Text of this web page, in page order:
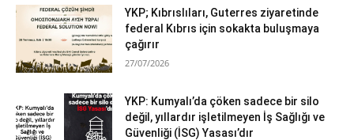
YKP; Kıbrıslıları, Guterres ziyaretinde
federal Kıbrıs için sokakta buluşmaya
çağırır
27/07/2026
YKP: Kumyalı’da çöken sadece bir silo
değil, yıllardır işletilmeyen İş Sağlığı ve
Güvenliği (İSG) Yasası’dır